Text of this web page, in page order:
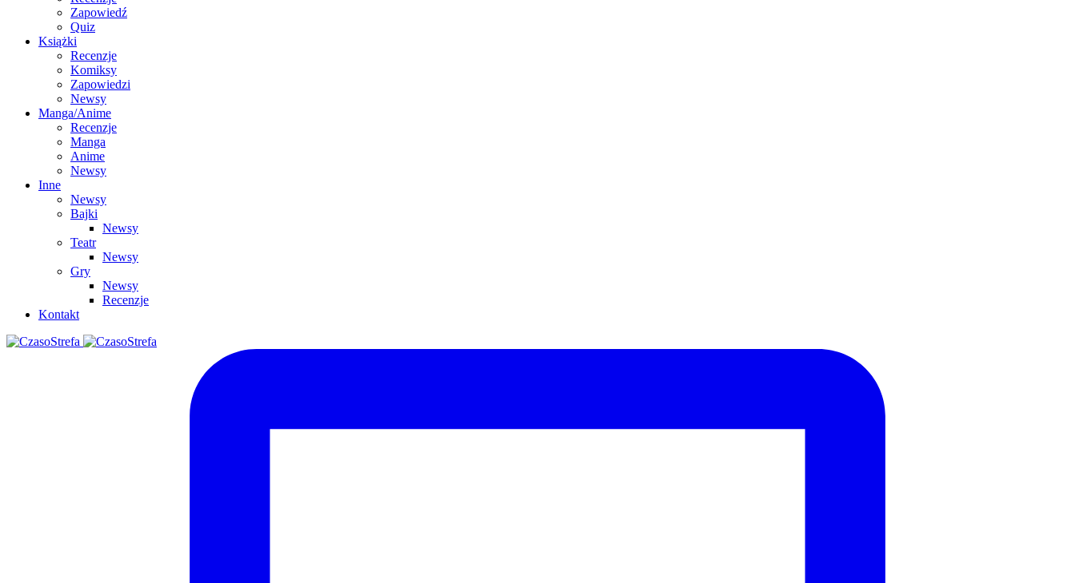
Zapowiedź
Quiz
Książki
Recenzje
Komiksy
Zapowiedzi
Newsy
Manga/Anime
Recenzje
Manga
Anime
Newsy
Inne
Newsy
Bajki
Newsy
Teatr
Newsy
Gry
Newsy
Recenzje
Kontakt